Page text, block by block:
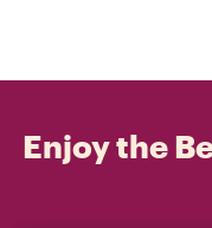
Enjoy the